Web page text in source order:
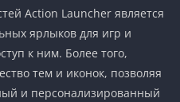
Action Launcher является
ярлыков для игр и
к ним. Более того,
тем и иконок, позволяя
и персонализированный